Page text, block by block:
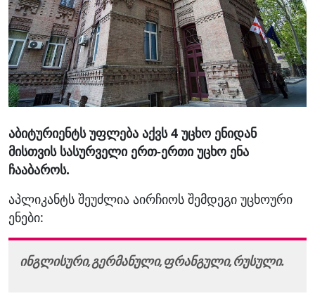
აბიტურიენტს უფლება აქვს 4 უცხო ენიდან
მისთვის სასურველი ერთ-ერთი უცხო ენა
ჩააბაროს.
აპლიკანტს შეუძლია აირჩიოს შემდეგი უცხოური
ენები:
ინგლისური,გერმანული,ფრანგული,რუსული.